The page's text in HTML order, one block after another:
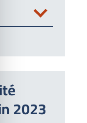
2023